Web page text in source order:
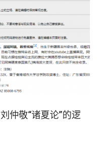
仲敬“诸夏论”的逻